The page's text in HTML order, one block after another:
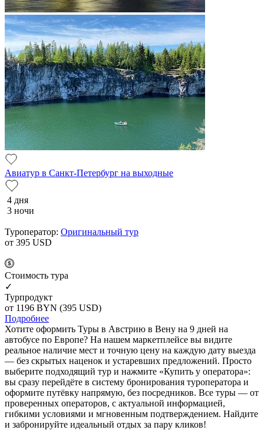
Авиатур в Санкт-Петербург на выходные
4 дня
3 ночи
Туроператор: Оригинальный тур
от 395 USD
Cтоимость тура
✓
Турпродукт
от 1196 BYN (395 USD)
Подробнее
Хотите оформить Туры в Австрию в Вену на 9 дней на
автобусе по Европе? На нашем маркетплейсе вы видите
реальное наличие мест и точную цену на каждую дату выезда
— без скрытых наценок и устаревших предложений. Просто
выберите подходящий тур и нажмите «Купить у оператора»:
вы сразу перейдёте в систему бронирования туроператора и
оформите путёвку напрямую, без посредников. Все туры — от
проверенных операторов, с актуальной информацией,
гибкими условиями и мгновенным подтверждением. Найдите
и забронируйте идеальный отдых за пару кликов!